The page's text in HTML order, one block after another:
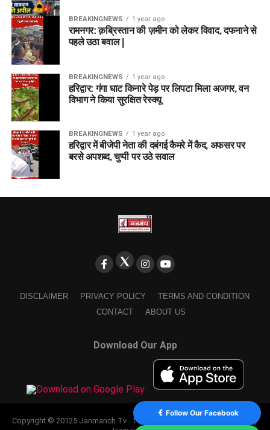
BREAKINGNEWS 1 year ago
रामनगर: क़ब्रिस्तान की ज़मीन को लेकर विवाद, दफनाने से
पहले उठा बवाल |
BREAKINGNEWS 1 year ago
हरिद्वार: गंगा घाट किनारे पेड़ पर लिपटा मिला अजगर, वन
विभाग ने किया सुरक्षित रेस्क्यू
BREAKINGNEWS 1 year ago
हरिद्वार में बीजेपी नेता की दबंगई कैमरे में कैद, अफसर पर
बरसे अपशब्द, चुप्पी पर उठे सवाल
DISCLAIMER PRIVACY POLICY
TERMS AND CONDITION
CONTACT
ABOUT US
Download Our App
Copyright © 20125 Janmanch Tv . Theme by SSDIGIMARK. powered by
Follow Our Facebook